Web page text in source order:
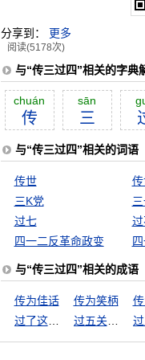
分享到： 更多
阅读(5178次)
与“传三过四”相关的字典
chuán
传
sān
三
与“传三过四”相关的词语
传世
三K党
过七
四一二反革命政变
与“传三过四”相关的成语
传为佳话 传为笑柄
过了这个村，没这个店